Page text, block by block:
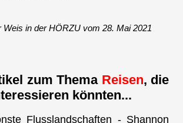
Weis in der HÖRZU vom 28. Mai 2021
zum Thema Reisen, die
könnten...
Flusslandschaften - Shannon